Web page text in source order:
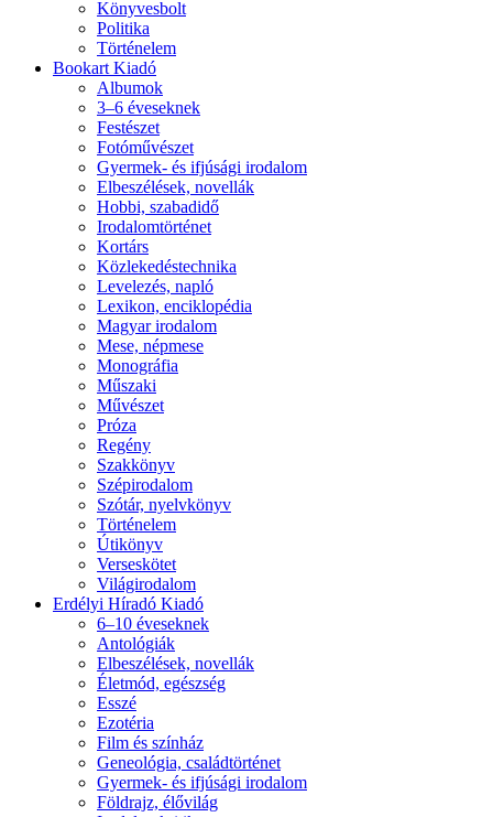
Könyvesbolt
Politika
Történelem
Bookart Kiadó
Albumok
3–6 éveseknek
Festészet
Fotóművészet
Gyermek- és ifjúsági irodalom
Elbeszélések, novellák
Hobbi, szabadidő
Irodalomtörténet
Kortárs
Közlekedéstechnika
Levelezés, napló
Lexikon, enciklopédia
Magyar irodalom
Mese, népmese
Monográfia
Műszaki
Művészet
Próza
Regény
Szakkönyv
Szépirodalom
Szótár, nyelvkönyv
Történelem
Útikönyv
Verseskötet
Világirodalom
Erdélyi Híradó Kiadó
6–10 éveseknek
Antológiák
Elbeszélések, novellák
Életmód, egészség
Esszé
Ezotéria
Film és színház
Geneológia, családtörténet
Gyermek- és ifjúsági irodalom
Földrajz, élővilág